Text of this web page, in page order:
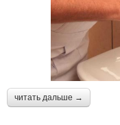
читать дальше →